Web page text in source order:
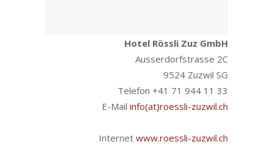
Hotel Rössli Zuz GmbH
Ausserdorfstrasse 2C
9524 Zuzwil SG
Telefon +41 71 944 11 33
E-Mail info(at)roessli-zuzwil.ch
Internet www.roessli-zuzwil.ch